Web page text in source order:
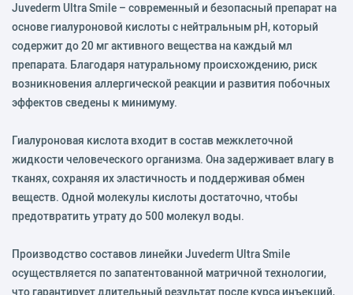
Juvederm Ultra Smile – современный и безопасный препарат на
основе гиалуроновой кислоты с нейтральным pH, который
содержит до 20 мг активного вещества на каждый мл
препарата. Благодаря натуральному происхождению, риск
возникновения аллергической реакции и развития побочных
эффектов сведены к минимуму.
Гиалуроновая кислота входит в состав межклеточной
жидкости человеческого организма. Она задерживает влагу в
тканях, сохраняя их эластичность и поддерживая обмен
веществ. Одной молекулы кислоты достаточно, чтобы
предотвратить утрату до 500 молекул воды.
Производство составов линейки Juvederm Ultra Smile
осуществляется по запатентованной матричной технологии,
что гарантирует длительный результат после курса инъекций,